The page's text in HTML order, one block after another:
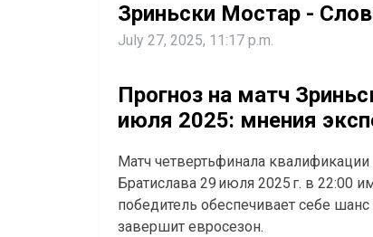
Зриньски Мостар -
July 27, 2025, 11:17 p.m.
Прогноз на матч
июля 2025: мнения
Матч четвертьфинала
Братислава 29 июля 2025 г. в 22:00
победитель обеспечивает себе
завершит евросезон.